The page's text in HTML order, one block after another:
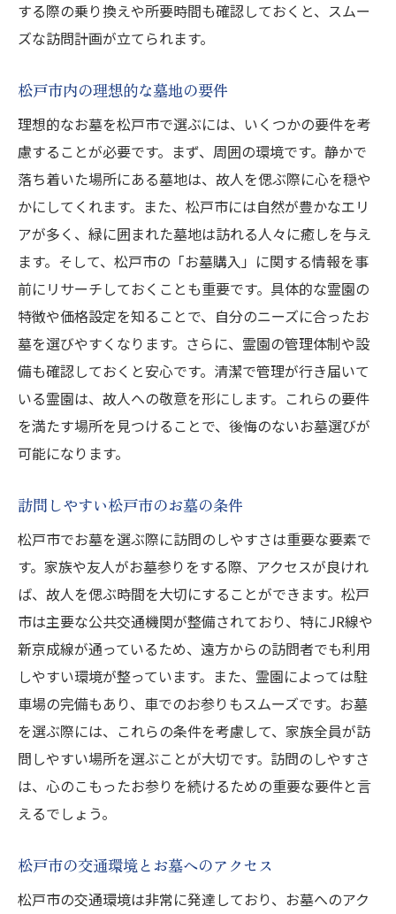
する際の乗り換えや所要時間も確認しておくと、スムー
ズな訪問計画が立てられます。
松戸市内の理想的な墓地の要件
理想的なお墓を松戸市で選ぶには、いくつかの要件を考
慮することが必要です。まず、周囲の環境です。静かで
落ち着いた場所にある墓地は、故人を偲ぶ際に心を穏や
かにしてくれます。また、松戸市には自然が豊かなエリ
アが多く、緑に囲まれた墓地は訪れる人々に癒しを与え
ます。そして、松戸市の「お墓購入」に関する情報を事
前にリサーチしておくことも重要です。具体的な霊園の
特徴や価格設定を知ることで、自分のニーズに合ったお
墓を選びやすくなります。さらに、霊園の管理体制や設
備も確認しておくと安心です。清潔で管理が行き届いて
いる霊園は、故人への敬意を形にします。これらの要件
を満たす場所を見つけることで、後悔のないお墓選びが
可能になります。
訪問しやすい松戸市のお墓の条件
松戸市でお墓を選ぶ際に訪問のしやすさは重要な要素で
す。家族や友人がお墓参りをする際、アクセスが良けれ
ば、故人を偲ぶ時間を大切にすることができます。松戸
市は主要な公共交通機関が整備されており、特にJR線や
新京成線が通っているため、遠方からの訪問者でも利用
しやすい環境が整っています。また、霊園によっては駐
車場の完備もあり、車でのお参りもスムーズです。お墓
を選ぶ際には、これらの条件を考慮して、家族全員が訪
問しやすい場所を選ぶことが大切です。訪問のしやすさ
は、心のこもったお参りを続けるための重要な要件と言
えるでしょう。
松戸市の交通環境とお墓へのアクセス
松戸市の交通環境は非常に発達しており、お墓へのアク